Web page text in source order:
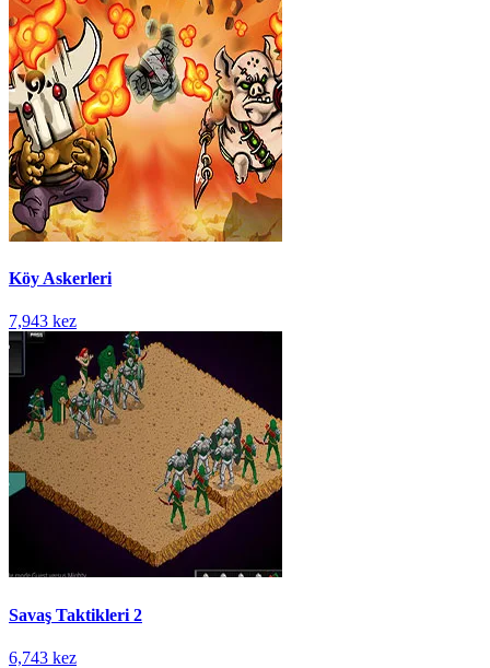
Köy Askerleri
7,943 kez
Savaş Taktikleri 2
6,743 kez